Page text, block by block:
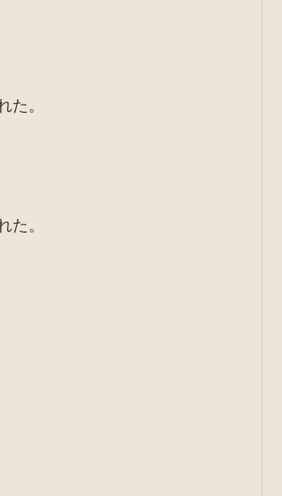
。
。